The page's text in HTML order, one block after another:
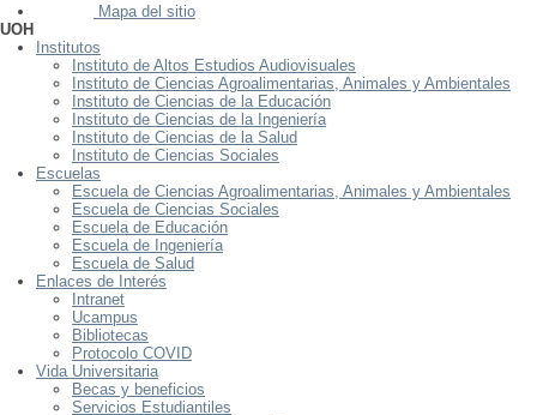
Mapa del sitio
UOH
Institutos
Instituto de Altos Estudios Audiovisuales
Instituto de Ciencias Agroalimentarias, Animales y Ambientales
Instituto de Ciencias de la Educación
Instituto de Ciencias de la Ingeniería
Instituto de Ciencias de la Salud
Instituto de Ciencias Sociales
Escuelas
Escuela de Ciencias Agroalimentarias, Animales y Ambientales
Escuela de Ciencias Sociales
Escuela de Educación
Escuela de Ingeniería
Escuela de Salud
Enlaces de Interés
Intranet
Ucampus
Bibliotecas
Protocolo COVID
Vida Universitaria
Becas y beneficios
Servicios Estudiantiles